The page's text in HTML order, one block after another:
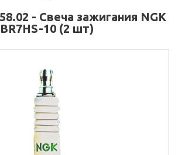
- Свеча зажигания NGK
BR7HS-10 (2 шт)